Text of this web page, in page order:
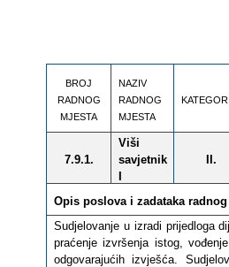
BROJ
RADNOG
MJESTA
NAZIV
RADNOG
MJESTA
7.9.1.
Viši
savjetnik
I
II.
Opis poslova i zadataka
Sudjelovanje u izradi prijedloga
praćenje izvršenja istog,
odgovarajućih izvješća.